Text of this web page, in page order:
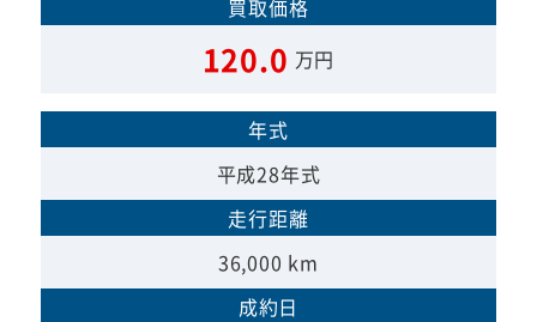
買取価格
120.0 万円
年式
平成28年式
走行距離
36,000 km
成約日